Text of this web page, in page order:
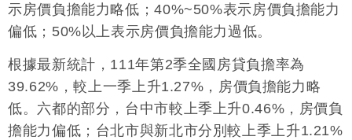
示房價負擔能力略低；40%~50%表示房價負擔能力
偏低；50%以上表示房價負擔能力過低。
根據最新統計，111年第2季全國房貸負擔率為
39.62%，較上一季上升1.27%，房價負擔能力略
低。六都的部分，台中市較上季上升0.46%，房價負
擔能力偏低；台北市與新北市分別較上季上升1.21%